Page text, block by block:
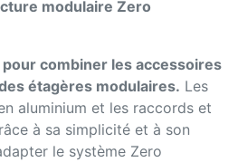
modulaire Zero
combiner les accessoires
étagères modulaires. Les
aluminium et les raccords et
à sa simplicité et à son
le système Zero